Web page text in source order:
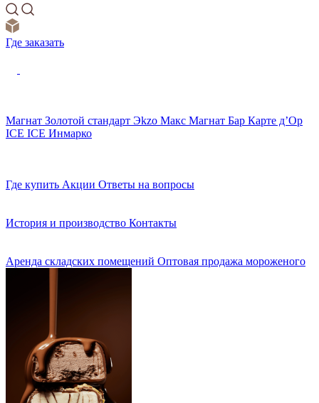
Где заказать
Магнат Золотой стандарт Эkzо Макс Магнат Бар Карте д’Ор
ICE ICE Инмарко
Где купить Акции Ответы на вопросы
История и производство Контакты
Аренда складских помещений Оптовая продажа мороженого